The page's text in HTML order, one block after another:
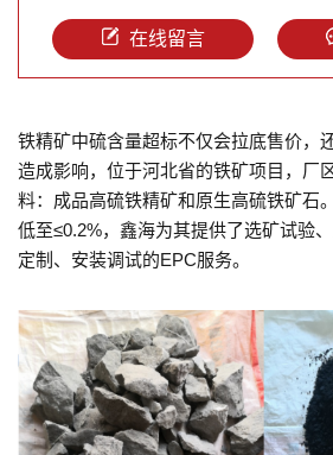
在线留言
铁精矿中硫含量超标不仅会拉底售价，
造成影响，位于河北省的铁矿项目，厂
料：成品高硫铁精矿和原生高硫铁矿石
低至≤0.2%，鑫海为其提供了选矿试验
定制、安装调试的EPC服务。